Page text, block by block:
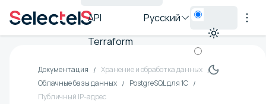
API
Terraform
Русский
Документация
Хранение и обработка данных
Облачные базы данных
PostgreSQL для 1С
Публичный IP-адрес